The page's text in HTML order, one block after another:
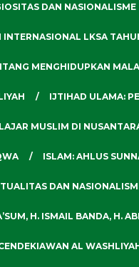
DAN NASIONALISME
INTERNASIONAL LKSA
MENGHIDUPKAN
IJTIHAD ULAMA:
MUSLIM DI
ISLAM: AHLUS
DAN
H. ISMAIL BANDA, H.
AL